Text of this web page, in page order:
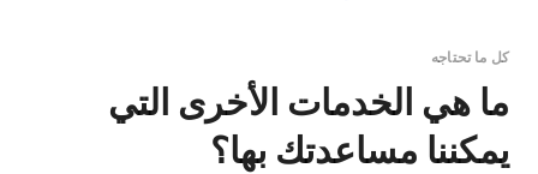
كل ما تحتاجه
ما هي الخدمات الأخرى التي
يمكننا مساعدتك بها؟